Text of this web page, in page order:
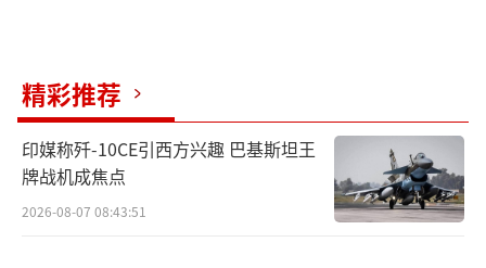
精彩推荐
印媒称歼-10CE引西方兴趣 巴基斯坦王
牌战机成焦点
2026-08-07 08:43:51